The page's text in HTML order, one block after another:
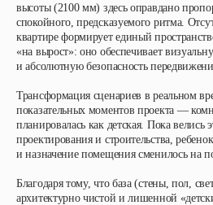
высоты (2100 мм) здесь оправдано
спокойного, предсказуемого ритма.
квартире формирует единый
«на вырост»: оно обеспечивает
и абсолютную безопасность
Трансформация сценариев в реальном
показательных моментов проекта —
планировалась как детская. Пока велись
проектирования и строительства,
и назначение помещения сменилось на
Благодаря тому, что база (стены, пол,
архитектурно чистой и лишенной